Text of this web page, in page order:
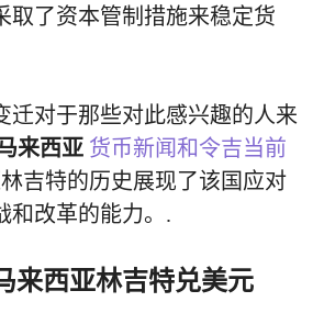
取了资本管制措施来稳定货
迁对于那些对此感兴趣的人来
来西亚 货币新闻和令吉当前
吉特的历史展现了该国应对
和改革的能力。.
来西亚林吉特兑美元